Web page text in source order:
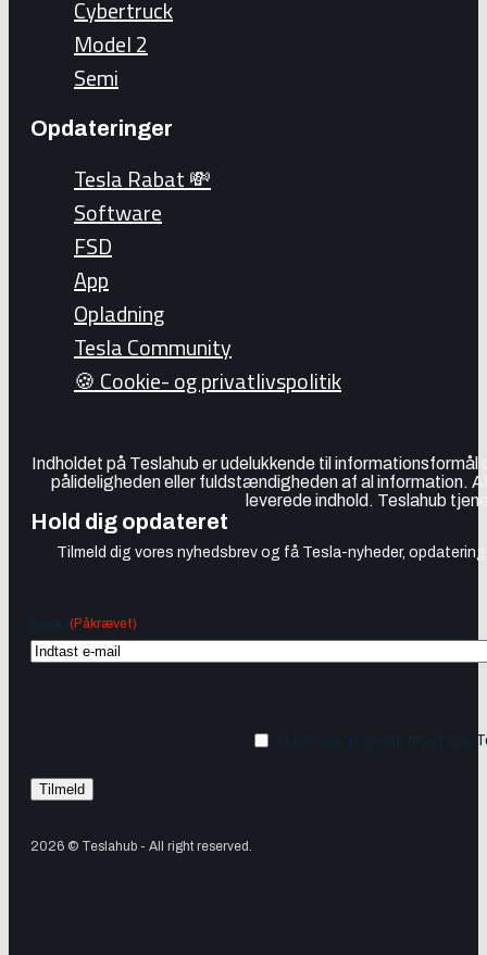
Cybertruck
Model 2
Semi
Opdateringer
Tesla Rabat 💸
Software
FSD
App
Opladning
Tesla Community
🍪 Cookie- og privatlivspolitik
Indholdet på Teslahub er udelukkende til
pålideligheden eller fuldstændigheden af al information.
leverede indhold. Teslahub
Hold dig opdateret
Tilmeld dig vores nyhedsbrev og få Tesla-nyheder,
(Påkrævet)
Ja tak, jeg vil gerne modtage
2026 © Teslahub - All right reserved.